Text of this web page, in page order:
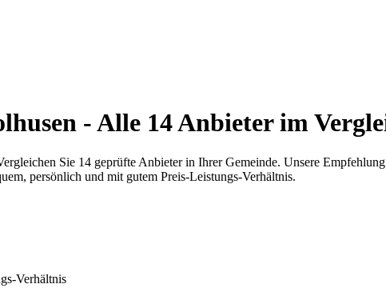
- Alle 14Anbieter im
Sie 14 geprüfte Anbieter in Ihrer Gemeinde. Unsere
persönlich und mit gutem Preis-Leistungs-Verhältnis.
Verhältnis